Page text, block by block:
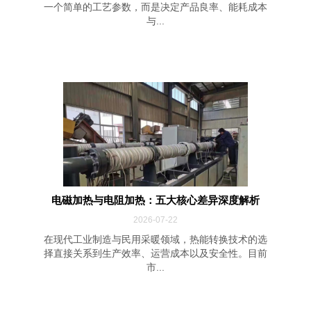
一个简单的工艺参数，而是决定产品良率、能耗成本
与...
电磁加热与电阻加热：五大核心差异深度解析
2026-07-22
在现代工业制造与民用采暖领域，热能转换技术的选
择直接关系到生产效率、运营成本以及安全性。目前
市...